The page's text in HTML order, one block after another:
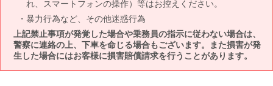
れ、スマートフォンの操作）等はお控えください。
暴力行為など、その他迷惑行為
上記禁止事項が発覚した場合や乗務員の指示に従わない場合は、
警察に連絡の上、下車を命じる場合もございます。また損害が発
生した場合にはお客様に損害賠償請求を行うことがあります。